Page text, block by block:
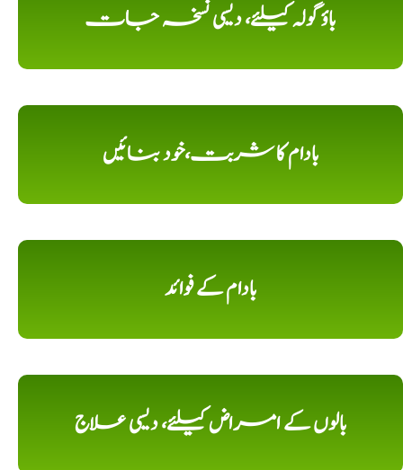
باؤ گولہ کیلئے، دیسی نسخہ جات
بادام کا شربت،خود بنائیں
بادام کے فوائد
بالوں کے امراض کیلئے، دیسی علاج